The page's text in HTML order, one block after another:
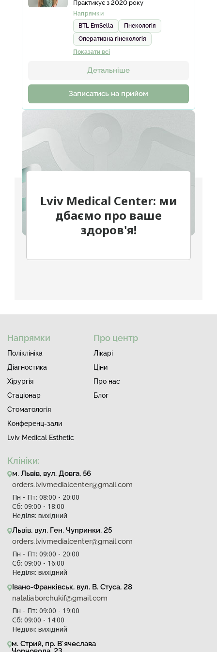
Фірчук Ольга Зиновіївна
Ядлось Оксана Євгенівна
Федорчук Соломія Романівна
Лотос Олена Семенівна
Переглянути всіх лікарів
Практикує з 2020 року
Напрямки
BTL EmSella
Гінекологія
Оперативна гінекологія
Показати всі
Детальніше
Записатись на прийом
Lviv Medical Center: ми
дбаємо про ваше
здоров'я!
Напрямки
Поліклініка
Діагностика
Хірургія
Стаціонар
Стоматологія
Конференц-зали
Lviv Medical Esthetic
Про центр
Лiкарi
Ціни
Про нас
Блог
Клініки:
м. Львів, вул. Довга, 56
orders.lvivmedialcenter@gmail.com
Пн - Пт: 08:00 - 20:00
Сб: 09:00 - 18:00
Неділя: вихідний
Львів, вул. Ген. Чупринки, 25
orders.lvivmedialcenter@gmail.com
Пн - Пт: 09:00 - 20:00
Сб: 09:00 - 16:00
Неділя: вихідний
Івано-Франківськ, вул. В. Стуса, 28
nataliaborchukif@gmail.com
Пн - Пт: 09:00 - 19:00
Сб: 09:00 - 14:00
Неділя: вихідний
м. Стрий, пр. Вʼячеслава